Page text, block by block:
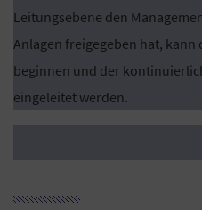
Leitungsebene den
Anlagen freigegeben hat, kann
beginnen und der
eingeleitet werden.